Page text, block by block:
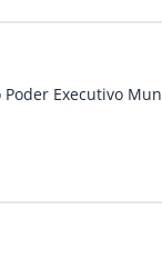
Executivo